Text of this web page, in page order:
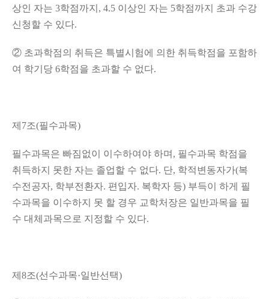
상인 자는 3학점까지 , 4.5 이상인 자는 5학점까지 초과 수강
신청할 수 있다.
② 초과학점의 취득은 특별시험에 의한 취득학점을 포함하
여 학기당 6학점을 초과할 수 없다.
제 7조(필수과목)
필수과목은 빠짐없이 이수하여야 하며 , 필수과목 학점을
취득하지 못한 자는 졸업할 수 없다. 단, 학적변동자가(복
수전공자, 학부전환자. 편입자. 복학자 등) 부득이 하게 필
수과목을 이수하지 못 할 경우 교학처장은 일반과목을 필
수 대체과목으로 지정할 수 있다.
제 8조(선수과목·일반선택)